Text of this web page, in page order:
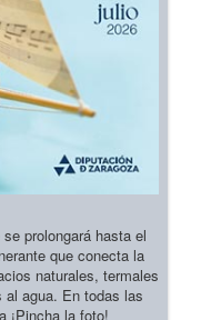
prolongará hasta el
que conecta la
naturales, termales
agua. En todas las
¡Pincha la foto!